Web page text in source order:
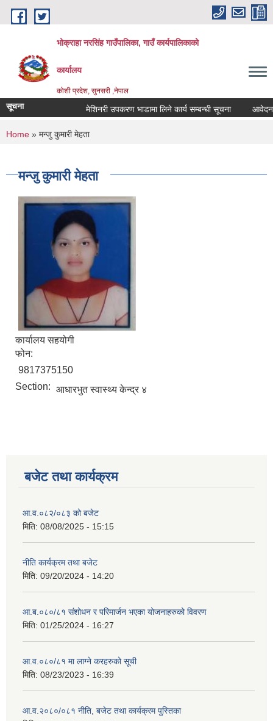
Skip to main content
भोक्राहा नरसिंह गाउँपालिका, गाउँ कार्यपालिकाको
कार्यालय
कोशी प्रदेश, सुनसरी ,नेपाल
सूचना मेशिनरी उपकरण भाडामा लिने कार्य सम्बन्धी सूचना आवेदन
You are here
Home » मन्जु कुमारी मेहता
मन्जु कुमारी मेहता
कार्यालय सहयोगी
फोन:
9817375150
Section: आधारभुत स्वास्थ्य केन्द्र ४
बजेट तथा कार्यक्रम
आ.व.०८२/०८३ को बजेट
मिति: 08/08/2025 - 15:15
नीति कार्यक्रम तथा बजेट
मिति: 09/20/2024 - 14:20
आ.ब.०८०/८१ संशोधन र परिमार्जन भएका योजनाहरुको विवरण
मिति: 01/25/2024 - 16:27
आ.व.०८०/८१ मा लाग्ने करहरुको सूची
मिति: 08/23/2023 - 16:39
आ.व.२०८०/०८१ नीति, बजेट तथा कार्यक्रम पुस्तिका